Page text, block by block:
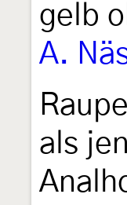
gelb
A.
als